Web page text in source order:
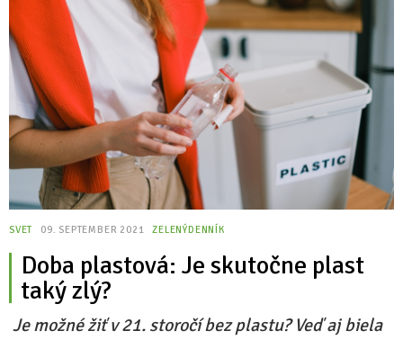
SVET 09. SEPTEMBER 2021 ZELENÝDENNÍK
Doba plastová: Je skutočne plast
taký zlý?
Je možné žiť v 21. storočí bez plastu? Veď aj biela
Kontakt